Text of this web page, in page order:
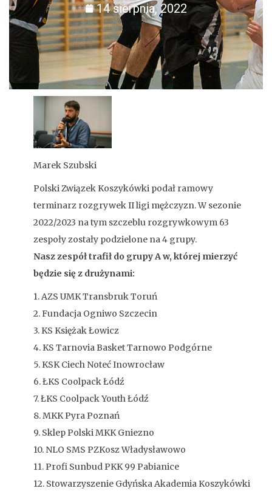
14 sierpnia, 2022
Marek Szubski
Polski Związek Koszykówki podał ramowy
terminarz rozgrywek II ligi mężczyzn. W sezonie
2022/2023 na tym szczeblu rozgrywkowym 63
zespoły zostały podzielone na 4 grupy.
Nasz zespół trafił do grupy A w, której mierzyć
będzie się z drużynami:
1. AZS UMK Transbruk Toruń
2. Fundacja Ogniwo Szczecin
3. KS Księżak Łowicz
4. KS Tarnovia Basket Tarnowo Podgórne
5. KSK Ciech Noteć Inowrocław
6. ŁKS Coolpack Łódź
7. ŁKS Coolpack Youth Łódź
8. MKK Pyra Poznań
9. Sklep Polski MKK Gniezno
10. NLO SMS PZKosz Władysławowo
11. Profi Sunbud PKK 99 Pabianice
12. Stowarzyszenie Gdyńska Akademia Koszykówki